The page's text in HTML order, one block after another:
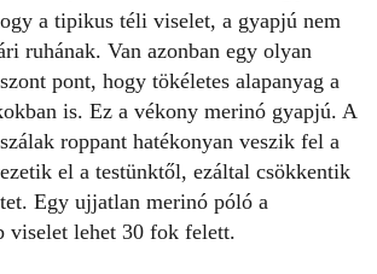
a tipikus téli viselet, a gyapjú nem
ruhának. Van azonban egy olyan
pont, hogy tökéletes alapanyag a
is. Ez a vékony merinó gyapjú. A
roppant hatékonyan veszik fel a
el a testünktől, ezáltal csökkentik
Egy ujjatlan merinó póló a
viselet lehet 30 fok felett.